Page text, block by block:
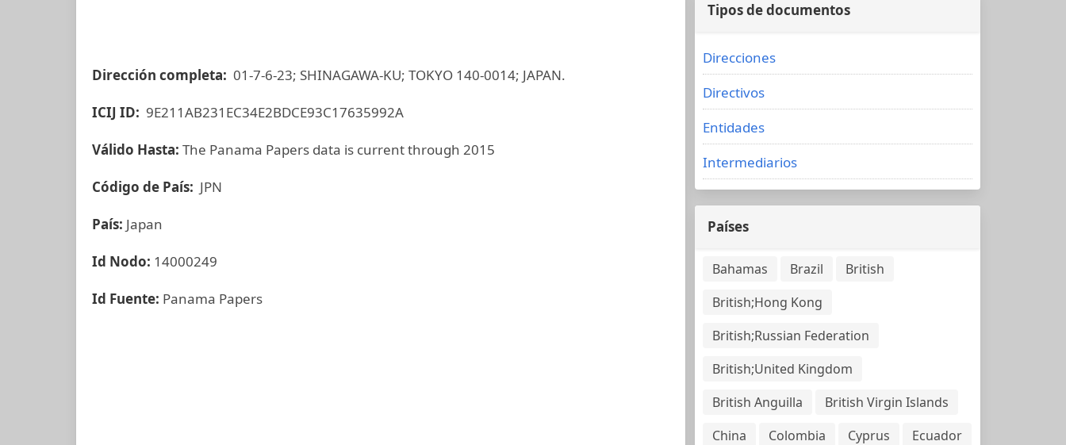
Dirección completa: 01-7-6-23; SHINAGAWA-KU; TOKYO 140-0014; JAPAN.
ICIJ ID: 9E211AB231EC34E2BDCE93C17635992A
Válido Hasta: The Panama Papers data is current through 2015
Código de País: JPN
País: Japan
Id Nodo: 14000249
Id Fuente: Panama Papers
Tipos de documentos
Direcciones
Directivos
Entidades
Intermediarios
Países
Bahamas Brazil
British
British;Hong Kong
British;Russian Federation
British;United Kingdom
British Anguilla
British Virgin Islands
China
Colombia Cyprus
Ecuador